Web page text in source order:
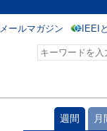
メールマガジン IEEI
週間 月